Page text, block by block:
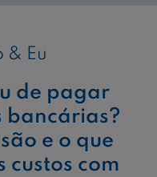
& Eu
de pagar
bancárias?
e o que
custos com